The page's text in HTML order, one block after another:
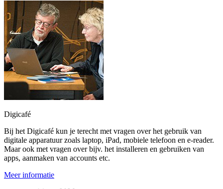
Digicafé
Bij het Digicafé kun je terecht met vragen over het gebruik van
digitale apparatuur zoals laptop, iPad, mobiele telefoon en e-reader.
Maar ook met vragen over bijv. het installeren en gebruiken van
apps, aanmaken van accounts etc.
Meer informatie